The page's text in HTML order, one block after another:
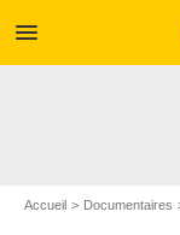
menu
Accueil Documentaires